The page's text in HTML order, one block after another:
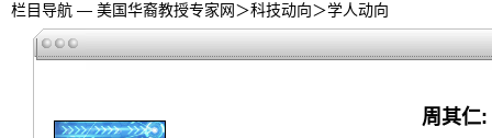
栏目导航 — 美国华裔教授专家网＞科技动向＞学人动向
周其仁